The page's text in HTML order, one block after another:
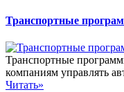
Транспортные
Транспортные
компаниям управлять
Читать»